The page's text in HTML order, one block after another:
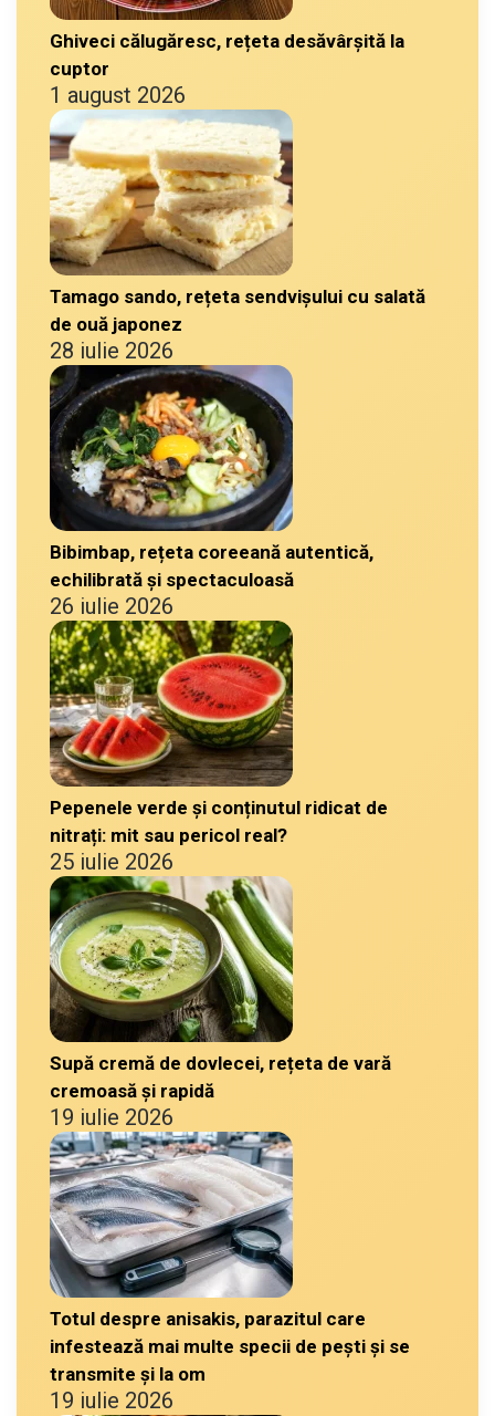
Ghiveci călugăresc, rețeta desăvârșită la
cuptor
1 august 2026
Tamago sando, rețeta sendvișului cu salată
de ouă japonez
28 iulie 2026
Bibimbap, rețeta coreeană autentică,
echilibrată și spectaculoasă
26 iulie 2026
Pepenele verde și conținutul ridicat de
nitrați: mit sau pericol real?
25 iulie 2026
Supă cremă de dovlecei, rețeta de vară
cremoasă și rapidă
19 iulie 2026
Totul despre anisakis, parazitul care
infestează mai multe specii de pești și se
transmite și la om
19 iulie 2026